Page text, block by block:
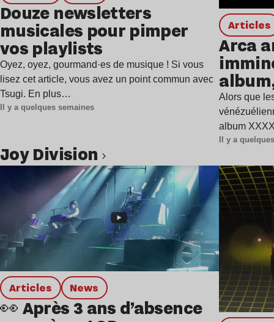
Douze newsletters
musicales pour pimper
vos playlists
Oyez, oyez, gourmand·es de musique ! Si vous
lisez cet article, vous avez un point commun avec
Tsugi. En plus…
Il y a quelques semaines
Articles
Arca
Alors que
album
Il y a
Joy Division
Articles news
👀 Après 3 ans d’absence
Lire l’article